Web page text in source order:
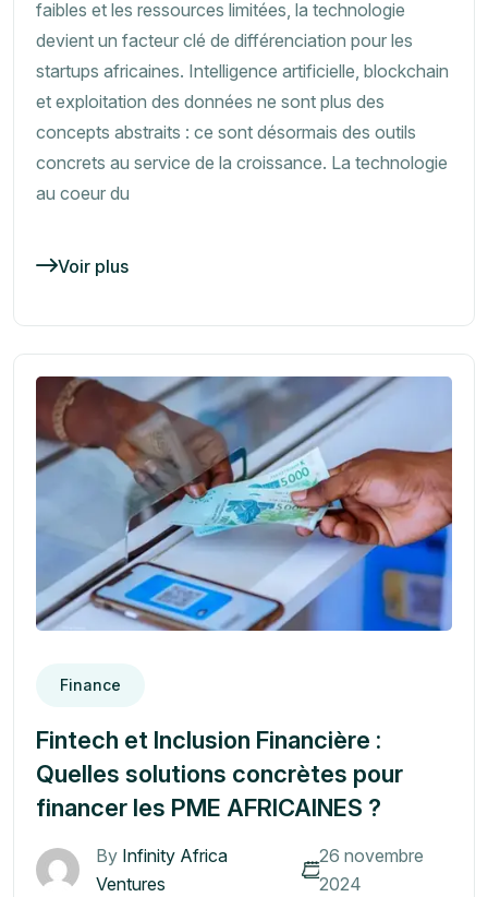
faibles et les ressources limitées, la technologie
devient un facteur clé de différenciation pour les
startups africaines. Intelligence artificielle, blockchain
et exploitation des données ne sont plus des
concepts abstraits : ce sont désormais des outils
concrets au service de la croissance. La technologie
au coeur du
Voir plus
Finance
Fintech et Inclusion Financière :
Quelles solutions concrètes pour
financer les PME AFRICAINES ?
By Infinity Africa
Ventures
26 novembre
2024